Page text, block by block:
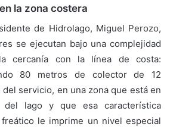
la zona costera
de Hidrolago, Miguel Perozo,
se ejecutan bajo una complejidad
cercanía con la línea de costa:
80 metros de colector de 12
servicio, en una zona que está en
del lago y que esa característica
le imprime un nivel especial